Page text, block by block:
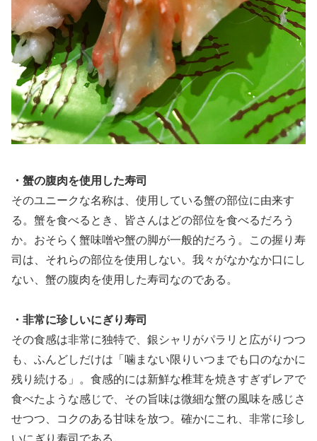
・蟹の腹肉を使用した寿司
そのユニークな名称は、使用している蟹の部位に由来す
る。蟹を食べるとき、皆さんはどの部位を食べるだろう
か。おそらく蟹味噌や蟹の脚が一般的だろう。この握り寿
司は、それらの部位を使用しない。我々がなかなか口にし
ない、蟹の腹肉を使用した寿司なのである。
・非常に珍しいにぎり寿司
その食感は非常に独特で、銀シャリがパラリと広がりつつ
も、ふんどしだけは「噛まない限りいつまでも口のなかに
残り続ける」。食感的には新鮮な椎茸を焼きすぎずレアで
食べたような感じで、その旨味は微細な蟹の風味を感じさ
せつつ、コクのある甘味を放つ。確かにこれ、非常に珍し
いにぎり寿司である。